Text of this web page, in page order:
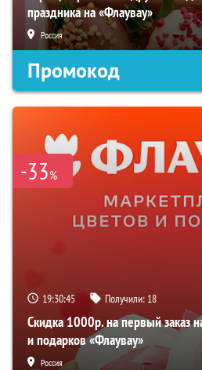
праздника на «Флаувау»
Россия
Промокод
-33%
19:30:44 Получили: 18
Скидка 1000р. на первый заказ
и подарков «Флаувау»
Россия